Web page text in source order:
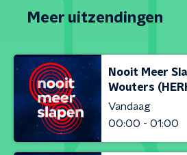
Meer uitzendingen
Nooit Meer
Wouters
Vandaag
00:00 - 01:00